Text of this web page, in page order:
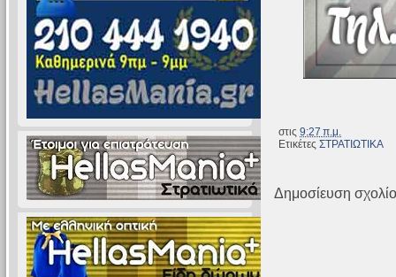
στις 9:27 π.μ.
Ετικέτες ΣΤΡΑΤΙΩΤΙΚΑ
Δημοσίευση